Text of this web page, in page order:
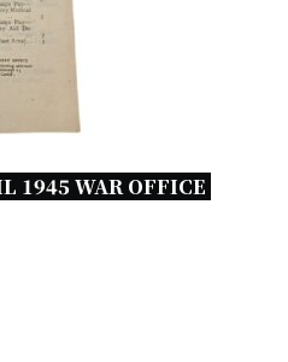
1945 WAR OFFICE